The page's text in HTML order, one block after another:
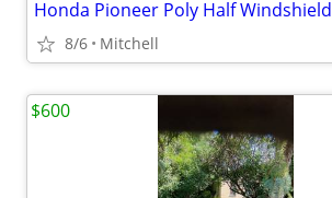
Honda Pioneer Poly Half Windshield
8/6 Mitchell
$600